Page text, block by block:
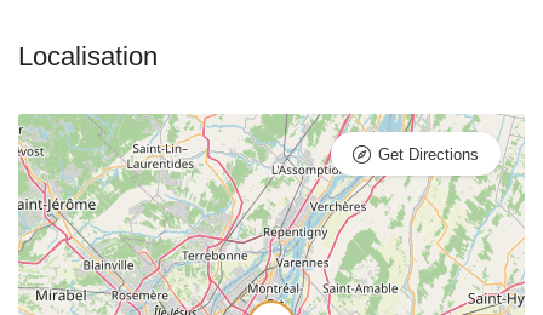
Get Directions